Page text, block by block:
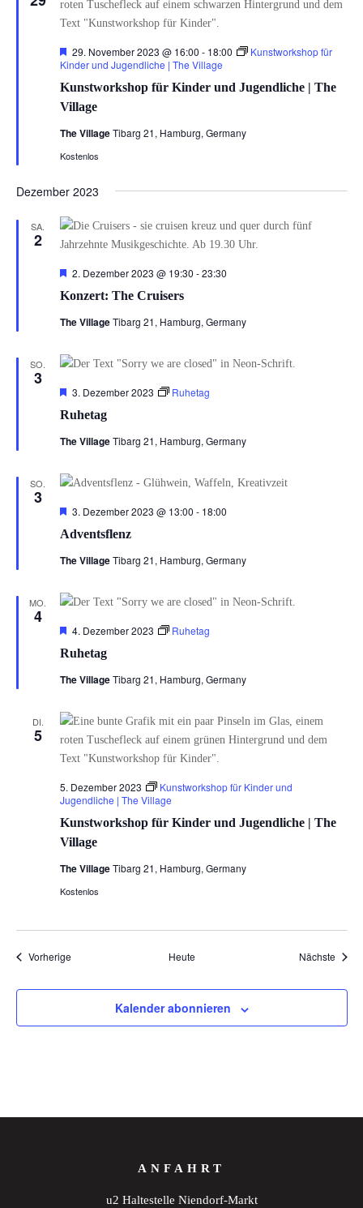
Kunstworkshop für Kinder und Jugendliche | The
Village
Hervorgehoben
29. November 2023 @ 16:00 - 18:00
Kunstworkshop für
Kinder und Jugendliche | The Village
The VillageTibarg 21, Hamburg, Germany
Kostenlos
Dezember 2023
SA.
2
Konzert: The Cruisers
Hervorgehoben
2. Dezember 2023 @ 19:30 -23:30
The VillageTibarg 21, Hamburg, Germany
SO.
3
Ruhetag
Hervorgehoben
3. Dezember 2023 Ruhetag
The VillageTibarg 21, Hamburg, Germany
SO.
3
Adventsflenz
Hervorgehoben
3. Dezember 2023 @ 13:00 - 18:00
The VillageTibarg 21, Hamburg, Germany
MO.
4
Ruhetag
Hervorgehoben
4. Dezember 2023 Ruhetag
The VillageTibarg 21, Hamburg, Germany
DI.
5
Kunstworkshop für Kinder und Jugendliche | The
Village
5. Dezember 2023
Kunstworkshop für Kinder und
Jugendliche | The Village
The VillageTibarg 21, Hamburg, Germany
Kostenlos
VorherigeVeranstaltungen Heute Nächste
Kalender abonnieren
ANFAHRT
u2 Haltestelle Niendorf-Markt